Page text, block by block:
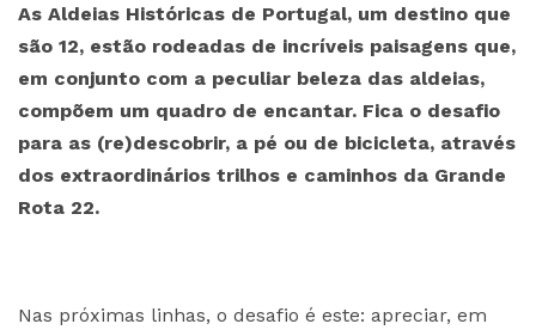
As Aldeias Históricas de Portugal, um destino que
são 12, estão rodeadas de incríveis paisagens que,
em conjunto com a peculiar beleza das aldeias,
compõem um quadro de encantar. Fica o desafio
para as (re)descobrir, a pé ou de bicicleta, através
dos extraordinários trilhos e caminhos da Grande
Rota 22.
Nas próximas linhas, o desafio é este: apreciar, em